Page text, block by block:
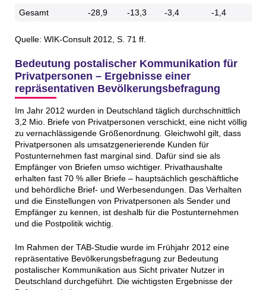
Gesamt -28,9 -13,3 -3,4 -1,4
Quelle: WIK-Consult 2012, S. 71 ff.
Bedeutung postalischer Kommunikation für
Privatpersonen – Ergebnisse einer
repräsentativen Bevölkerungsbefragung
Im Jahr 2012 wurden in Deutschland täglich durchschnittlich
3,2 Mio. Briefe von Privatpersonen verschickt, eine nicht völlig
zu vernachlässigende Größenordnung. Gleichwohl gilt, dass
Privatpersonen als umsatzgenerierende Kunden für
Postunternehmen fast marginal sind. Dafür sind sie als
Empfänger von Briefen umso wichtiger. Privathaushalte
erhalten fast 70 % aller Briefe – hauptsächlich geschäftliche
und behördliche Brief- und Werbesendungen. Das Verhalten
und die Einstellungen von Privatpersonen als Sender und
Empfänger zu kennen, ist deshalb für die Postunternehmen
und die Postpolitik wichtig.
Im Rahmen der TAB-Studie wurde im Frühjahr 2012 eine
repräsentative Bevölkerungsbefragung zur Bedeutung
postalischer Kommunikation aus Sicht privater Nutzer in
Deutschland durchgeführt. Die wichtigsten Ergebnisse der